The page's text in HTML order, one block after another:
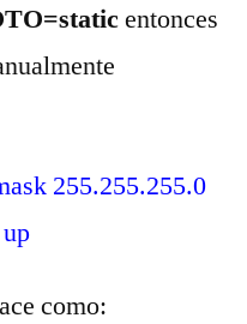
entonces
255.255.255.0
como: